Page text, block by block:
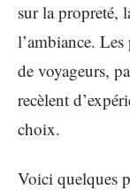
sur la propreté,
l’ambiance.
de voyageurs,
recèlent
choix.
Voici quelques